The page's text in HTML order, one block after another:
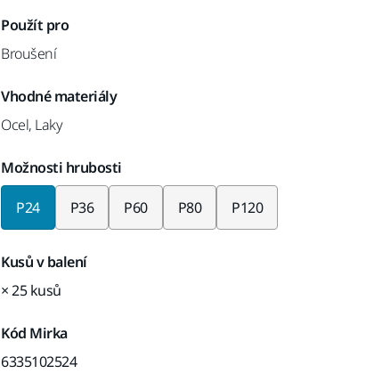
Použít pro
Broušení
Vhodné materiály
Ocel, Laky
Možnosti hrubosti
P24 P36 P60 P80 P120
Kusů v balení
× 25 kusů
Kód Mirka
6335102524